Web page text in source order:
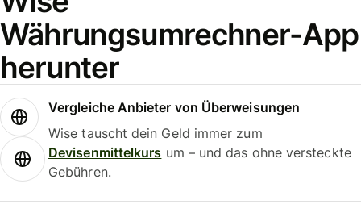
Währungsumrechner-App
herunter
Vergleiche Anbieter von Überweisungen
Wise tauscht dein Geld immer zum
Devisenmittelkurs um – und das ohne versteckte
Gebühren.